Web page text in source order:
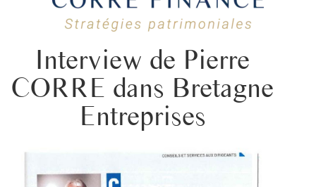
Interview de Pierre
CORRE dans Bretagne
Entreprises